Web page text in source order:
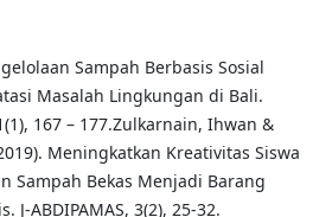
Sampah Berbasis Sosial
Masalah Lingkungan di Bali.
167 – 177.Zulkarnain, Ihwan &
Meningkatkan Kreativitas Siswa
Sampah Bekas Menjadi Barang
J-ABDIPAMAS, 3(2), 25-32.